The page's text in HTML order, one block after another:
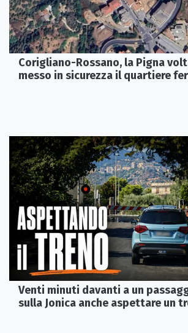
Corigliano-Rossano, la Pigna
messo in sicurezza il quartiere
Venti minuti davanti a un
sulla Jonica anche aspettare un